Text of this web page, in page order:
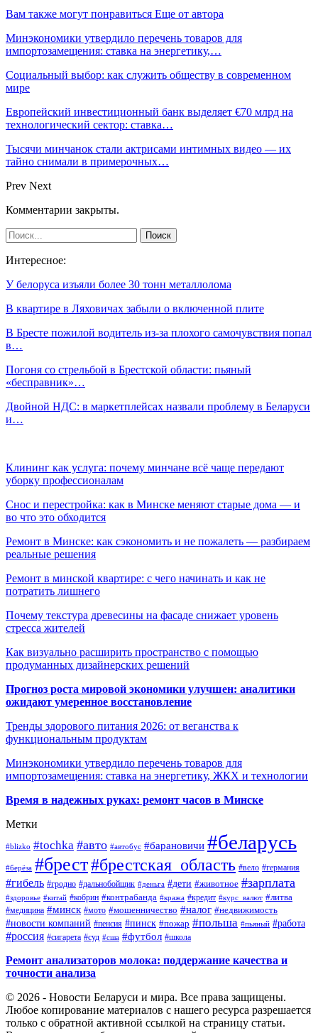
Вам также могут понравиться Еще от автора
Минэкономики утвердило перечень товаров для
импортозамещения: ставка на энергетику,…
Социальный выбор: как служить обществу в современном
мире
Европейский инвестиционный банк выделяет €70 млрд на
технологический сектор: ставка…
Тысячи минчанок стали актрисами интимных видео — их
тайно снимали в примерочных…
Prev Next
Комментарии закрыты.
Интересное:
У белоруса изъяли более 30 тонн металлолома
В квартире в Ляховичах забыли о включенной плите
В Бресте пожилой водитель из-за плохого самочувствия попал
в…
Погоня со стрельбой в Брестской области: пьяный
«бесправник»…
Двойной НДС: в маркетплейсах назвали проблему в Беларуси
и…
Клининг как услуга: почему минчане всё чаще передают
уборку профессионалам
Снос и перестройка: как в Минске меняют старые дома — и
во что это обходится
Ремонт в Минске: как сэкономить и не пожалеть — разбираем
реальные решения
Ремонт в минской квартире: с чего начинать и как не
потратить лишнего
Почему текстура древесины на фасаде снижает уровень
стресса жителей
Как визуально расширить пространство с помощью
продуманных дизайнерских решений
Прогноз роста мировой экономики улучшен: аналитики
ожидают умеренное восстановление
Тренды здорового питания 2026: от веганства к
функциональным продуктам
Минэкономики утвердило перечень товаров для
импортозамещения: ставка на энергетику, ЖКХ и технологии
Время в надежных руках: ремонт часов в Минске
Метки
#blizko #tochka #авто #автобус #барановичи #беларусь
#берёза #брест#брестская_область #вело #германия
#гибель #гродно #дальнобойщик #деньга #дети #животное #зарплата
#здоровье #китай #кобрин #контрабанда #кража #кредит #курс_валют #литва
#медицина #минск #мото #мошенничество #налог #недвижимость
#новости компаний #пенсия #пинск #пожар #польша #пьяный #работа
#россия #сигарета #суд #сша #футбол #школа
Ремонт анализаторов молока: поддержание качества и
точности анализа
© 2026 - Новости Беларуси и мира. Все права защищены.
Любое копирование материалов с нашего ресурса разрешается
только с обратной активной ссылкой на страницу статьи.